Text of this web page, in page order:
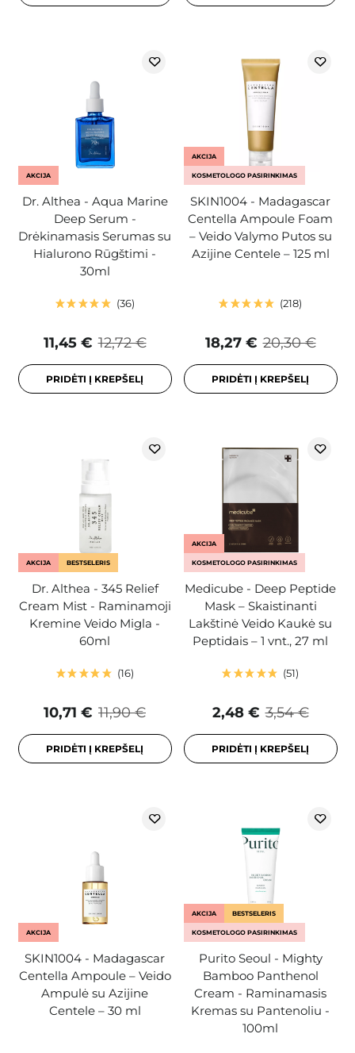
AKCIJA
Dr. Althea - Aqua Marine
Deep Serum -
Drėkinamasis Serumas su
Hialurono Rūgštimi -
30ml
36
12,72 €
11,45 €
PRIDĖTI Į KREPŠELĮ
AKCIJA
KOSMETOLOGO PASIRINKIMAS
SKIN1004 - Madagascar
Centella Ampoule Foam
– Veido Valymo Putos su
Azijine Centele – 125 ml
218
20,30 €
18,27 €
PRIDĖTI Į KREPŠELĮ
AKCIJA BESTSELERIS
Dr. Althea - 345 Relief
Cream Mist - Raminamoji
Kremine Veido Migla -
60ml
16
11,90 €
10,71 €
PRIDĖTI Į KREPŠELĮ
AKCIJA
KOSMETOLOGO PASIRINKIMAS
Medicube - Deep Peptide
Mask – Skaistinanti
Lakštinė Veido Kaukė su
Peptidais – 1 vnt., 27 ml
51
3,54 €
2,48 €
PRIDĖTI Į KREPŠELĮ
AKCIJA
SKIN1004 - Madagascar
Centella Ampoule – Veido
Ampulė su Azijine
Centele – 30 ml
AKCIJA BESTSELERIS
KOSMETOLOGO PASIRINKIMAS
Purito Seoul - Mighty
Bamboo Panthenol
Cream - Raminamasis
Kremas su Pantenoliu -
100ml